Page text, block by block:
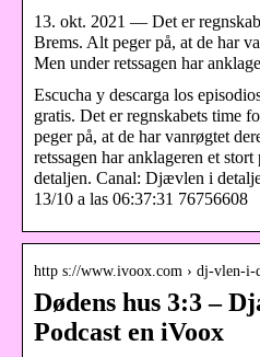
13. okt. 2021 — Det er
Brems. Alt peger på, at de har
Men under retssagen har
Escucha y descarga los
gratis. Det er regnskabets time
peger på, at de har vanrøgtet
retssagen har anklageren et
detaljen. Canal: Djævlen i
13/10 a las 06:37:31 76756608
http s://www.ivoox.com › dj-vlen-i-
Dødens hus 3:3 –
Podcast en iVoox